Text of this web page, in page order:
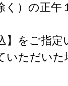
）の正午
をご指定
いただいた